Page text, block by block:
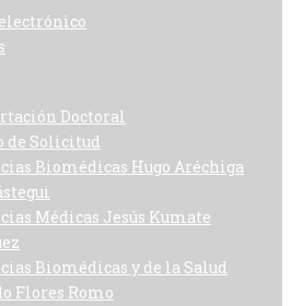
Doctoral
de Solicitud
Biomédicas Hugo Aréchiga
Médicas Jesús Kumate
Biomédicas y de la Salud
Flores Romo